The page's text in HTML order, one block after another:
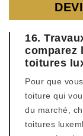
16.
comparez
toitures
Pour que
toiture qui
du marché,
toitures